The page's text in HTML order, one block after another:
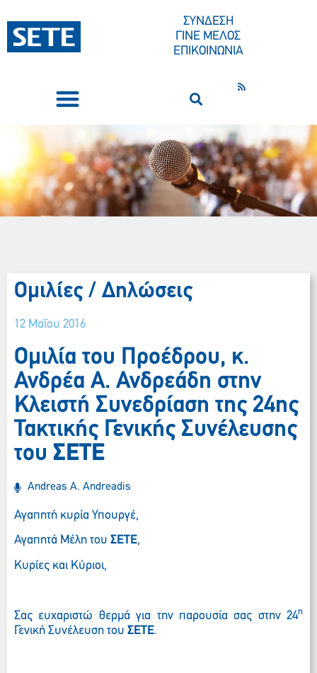
ΣΥΝΔΕΣΗ
ΓΙΝΕ ΜΕΛΟΣ
ΕΠΙΚΟΙΝΩΝΙΑ
Ομιλίες / Δηλώσεις
12 Μαΐου 2016
Ομιλία του Προέδρου, κ.
Ανδρέα Α. Ανδρεάδη στην
Κλειστή Συνεδρίαση της 24ης
Τακτικής Γενικής Συνέλευσης
του ΣΕΤΕ
Andreas A. Andreadis
Αγαπητή κυρία Υπουργέ,
Αγαπητά Μέλη του ΣΕΤΕ,
Κυρίες και Κύριοι,
Σας ευχαριστώ θερμά για την παρουσία σας στην 24η
Γενική Συνέλευση του ΣΕΤΕ.